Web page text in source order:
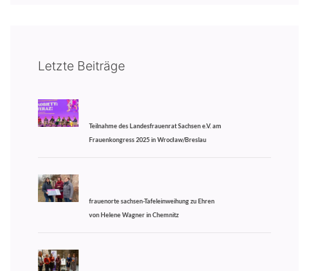
Letzte Beiträge
Teilnahme des Landesfrauenrat Sachsen e.V. am
Frauenkongress 2025 in Wrocław/Breslau
frauenorte sachsen-Tafeleinweihung zu Ehren
von Helene Wagner in Chemnitz